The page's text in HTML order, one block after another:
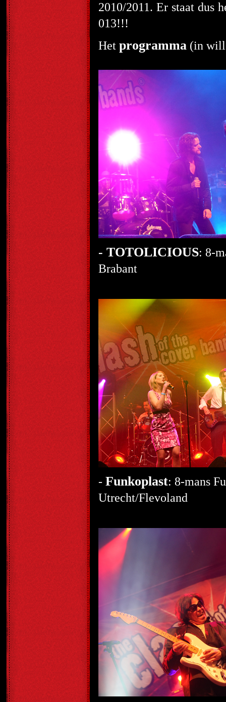
2010/2011. Er staat dus
013!!!
Het programma (in
- TOTOLICIOUS: 8-
Brabant
- Funkoplast: 8-mans
Utrecht/Flevoland